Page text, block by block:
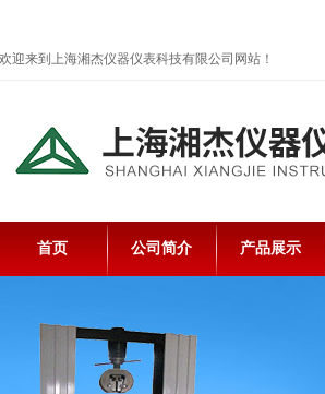
欢迎来到上海湘杰仪器仪表科技有限公司网站！
首页 公司简介 产品展示